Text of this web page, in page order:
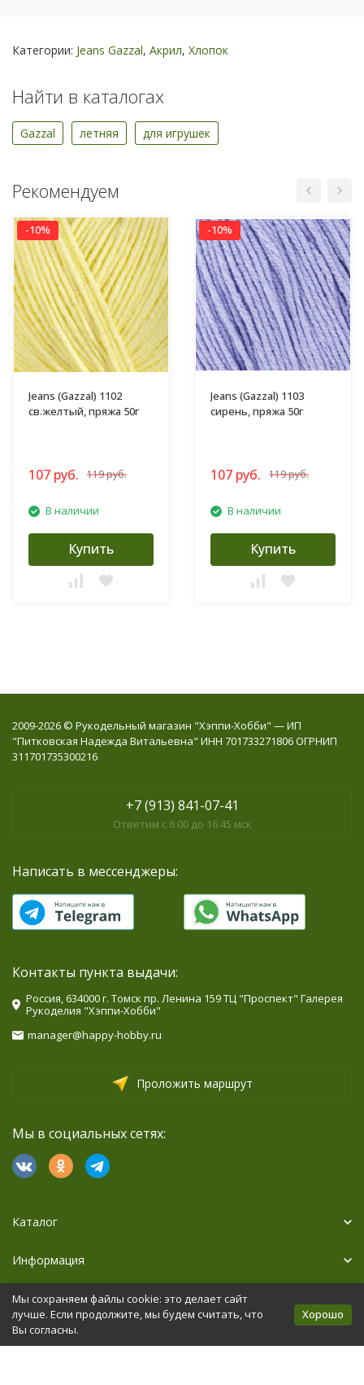
Категории: Jeans Gazzal, Акрил, Хлопок
Найти в каталогах
Gazzal летняя для игрушек
Рекомендуем
-10%
Jeans (Gazzal) 1102
св.желтый, пряжа 50г
107 руб. 119 руб.
В наличии
Купить
-10%
Jeans (Gazzal) 1103
сирень, пряжа 50г
107 руб. 119 руб.
В наличии
Купить
2009-2026 © Рукодельный магазин "Хэппи-Хобби" — ИП
"Питковская Надежда Витальевна" ИНН 701733271806 ОГРНИП
311701735300216
+7 (913) 841-07-41
Ответим с 6.00 до 16.45 мск
Написать в мессенджеры:
Контакты пункта выдачи:
Россия, 634000 г. Томск пр. Ленина 159 ТЦ "Проспект" Галерея
Рукоделия "Хэппи-Хобби"
manager@happy-hobby.ru
Проложить маршрут
Мы в социальных сетях:
Каталог
Информация
Дополнительно
Политика персональных данных Карта сайта
Мы сохраняем файлы cookie: это делает сайт
лучше. Если продолжите, мы будем считать, что
Вы согласны.
Хорошо